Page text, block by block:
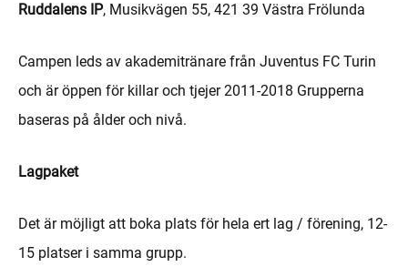
Ruddalens IP, Musikvägen 55, 421 39 Västra Frölunda
Campen leds av akademitränare från Juventus FC Turin
och är öppen för killar och tjejer 2011-2018 Grupperna
baseras på ålder och nivå.
Lagpaket
Det är möjligt att boka plats för hela ert lag / förening, 12-
15 platser i samma grupp.